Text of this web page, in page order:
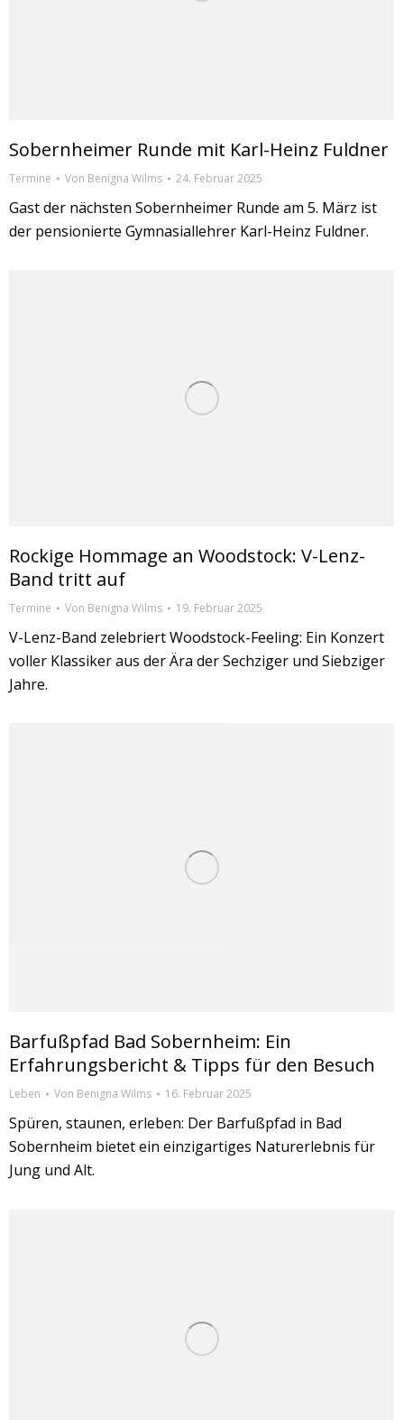
Sobernheimer Runde mit Karl-Heinz Fuldner
Termine Von Benigna Wilms 24. Februar 2025
Gast der nächsten Sobernheimer Runde am 5. März ist
der pensionierte Gymnasiallehrer Karl-Heinz Fuldner.
Rockige Hommage an Woodstock: V-Lenz-
Band tritt auf
Termine Von Benigna Wilms 19. Februar 2025
V-Lenz-Band zelebriert Woodstock-Feeling: Ein Konzert
voller Klassiker aus der Ära der Sechziger und Siebziger
Jahre.
Barfußpfad Bad Sobernheim: Ein
Erfahrungsbericht & Tipps für den Besuch
Leben Von Benigna Wilms 16. Februar 2025
Spüren, staunen, erleben: Der Barfußpfad in Bad
Sobernheim bietet ein einzigartiges Naturerlebnis für
Jung und Alt.